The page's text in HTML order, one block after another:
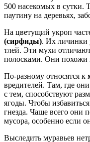
500 насекомых в сутки.
паутину на деревьях,
На цветущий укроп
(сирфиды). Их личинки
тлей. Эти мухи
полосками. Они похожи
По-разному относятся к
вредителей. Там, где
с тем, способствуют
ягоды. Чтобы
гнезда. Чаще всего они
мусора, особенно если
Выследить муравьев